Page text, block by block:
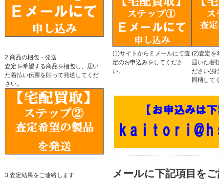
2.商品の梱包・発送
査定を希望する商品を梱包し、届い
た着払い伝票を貼って発送してくだ
さい。
3.査定結果をご連絡します
(1)サイトからＥメールにて査
定のお申込みをしてくださ
い。
(2)査定を
届いた着
ださい(身
同梱して
メールに下記項目を